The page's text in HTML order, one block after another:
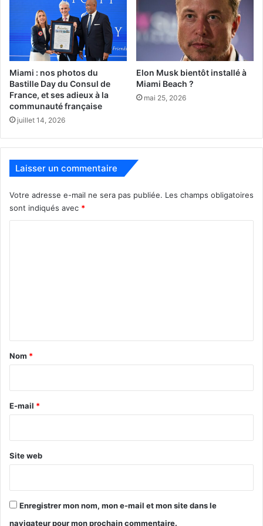
Floride la pandémie à un mauvais souvenir….
1 – Les numéros de téléphone sont ici :
www.floridahealthcovid19.gov/wp-
content/uploads/2021/01/FL-VACCINE-HOTLINES_1-29-
21.pdf
PUBLICITE :
Miami : nos photos du
Bastille Day du Consul de
France, et ses adieux à la
communauté française
juillet 14, 2026
Elon Musk bientôt installé à
Miami Beach ?
mai 25, 2026
Laisser un commentaire
Votre adresse e-mail ne sera pas publiée. Les champs obligatoires
sont indiqués avec *
a
e
Nom *
E-mail *
Site web
Enregistrer mon nom, mon e-mail et mon site dans le
navigateur pour mon prochain commentaire.